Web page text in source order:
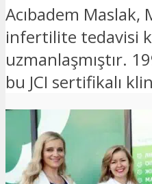
Acıbadem Maslak,
infertilite tedavisi
uzmanlaşmıştır.
bu JCI sertifikalı